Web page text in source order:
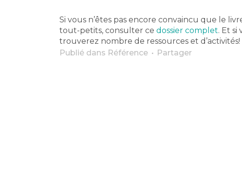
Si vous n’êtes pas encore convaincu que le
tout-petits, consulter ce dossier complet. Et si
trouverez nombre de ressources et d’activités!
Publié dans Référence Partager